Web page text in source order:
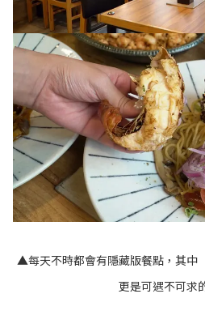
▲每天不時都會有隱藏版餐點，其中
更是可遇不可求